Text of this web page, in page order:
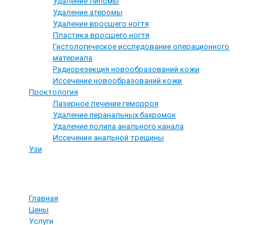
Удаление атеромы
Удаление вросшего ногтя
Пластика вросшего ногтя
Гистологическое исследование операционного
материала
Радиорезекция новообразований кожи
Иссечение новообразований кожи
Проктология
Лазерное лечение геморроя
Удаление перанальных бахромок
Удаление полипа анального канала
Иссечение анальной трещины
Узи
Главная
Цены
Услуги